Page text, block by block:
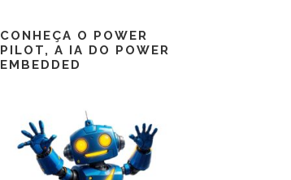
CONHEÇA O POWER
PILOT, A IA DO POWER
EMBEDDED